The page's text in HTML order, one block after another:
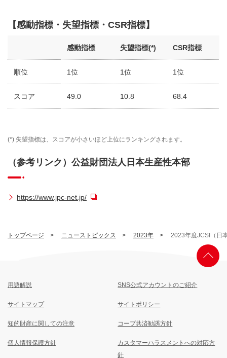
トップページ ニューストピックス 2023年 2023年度JCSI（日
【感動指標・失望指標・CSR指標】
感動指標 失望指標(*) CSR指標
順位 1位 1位 1位
スコア 49.0 10.8 68.4
(*) 失望指標は、スコアが小さいほど上位にランキングされます。
（参考リンク）公益財団法人日本生産性本部
https://www.jpc-net.jp/
用語解説 SNS公式アカウントのご紹介
サイトマップ サイトポリシー
知的財産に関しての注意 コープ共済勧誘方針
個人情報保護方針
カスタマーハラスメントへの対応方
針